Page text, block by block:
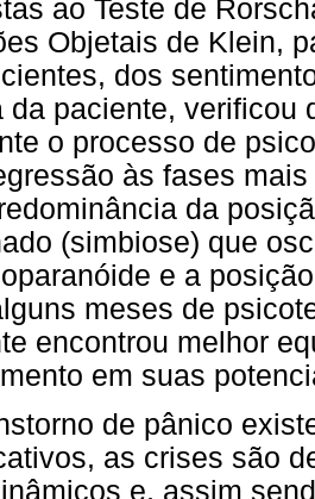
ao Teste de
Objetais de Klein,
dos
da paciente, verificou
o processo de
às fases
da
(simbiose) que
e a
meses de
encontrou melhor
em suas
de pânico
as crises são
e, assim